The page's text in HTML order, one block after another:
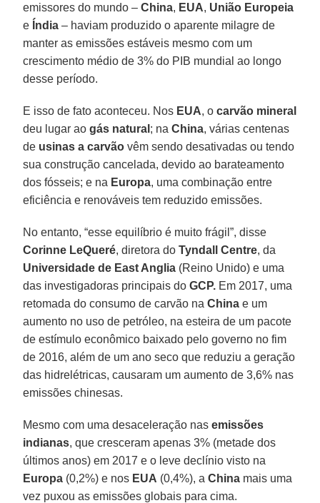
emissores do mundo –China, EUA, União Europeia
e Índia – haviam produzido o aparente milagre de
manter as emissões estáveis mesmo com um
crescimento médio de 3% do PIB mundial ao longo
desse período.
E isso de fato aconteceu. Nos EUA, ocarvão mineral
deu lugar aogás natural ; naChina, várias centenas
de usinas a carvão vêm sendo desativadas ou tendo
sua construção cancelada, devido ao barateamento
dos fósseis; e na Europa, uma combinação entre
eficiência e renováveis tem reduzido emissões.
No entanto, “esse equilíbrio é muito frágil”, disse
Corinne LeQueré, diretora doTyndall Centre, da
Universidade de East Anglia (Reino Unido) e uma
das investigadoras principais doGCP. Em 2017, uma
retomada do consumo de carvão naChina e um
aumento no uso de petróleo, na esteira de um pacote
de estímulo econômico baixado pelo governo no fim
de 2016, além de um ano seco que reduziu a geração
das hidrelétricas, causaram um aumento de 3,6% nas
emissões chinesas.
Mesmo com uma desaceleração nasemissões
indianas, que cresceram apenas 3% (metade dos
últimos anos) em 2017 e o leve declínio visto na
Europa (0,2%) e nos EUA (0,4%), aChina mais uma
vez puxou as emissões globais para cima.